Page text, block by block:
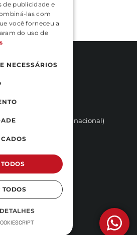
nº 466
para a rede fixa nacional)
E
de publicidade e
las com
você forneceu a
do uso de
NECESSÁRIOS
TODOS